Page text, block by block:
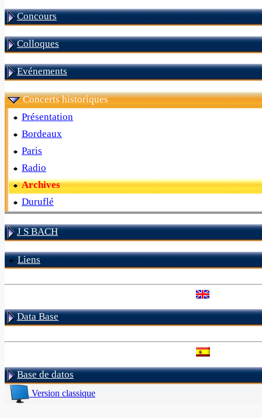
Concours
Colloques
Evénements
Concerts historiques
Présentation
Bordeaux
Paris
Radio
Archives
Duruflé
J S BACH
Liens
Data Base
Base de datos
Version classique